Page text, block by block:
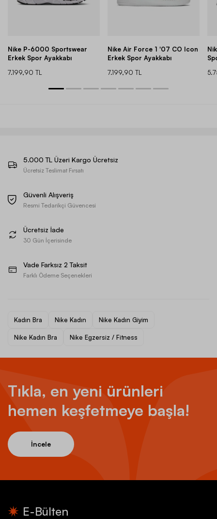
Nike P-6000 Sportswear
Erkek Spor Ayakkabı
7.199,90 TL
Nike Air Force 1 '07 CO Icon
Erkek Spor Ayakkabı
7.199,90 TL
5.000 TL Üzeri Kargo Ücretsiz
Ücretsiz Teslimat Fırsatı
Güvenli Alışveriş
Resmi Tedarikçi Güvencesi
Ücretsiz İade
30 Gün İçerisinde
Vade Farksız 2 Taksit
Farklı Ödeme Seçenekleri
Kadın Bra Nike Kadın Nike Kadın Giyim
Nike Kadın Bra Nike Egzersiz / Fitness
Tıkla, en yeni ürünleri
hemen keşfetmeye başla!
İncele
E-Bülten